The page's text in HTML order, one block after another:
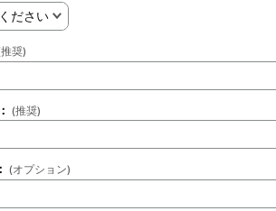
ださい
奨)
(推奨)
(オプション)